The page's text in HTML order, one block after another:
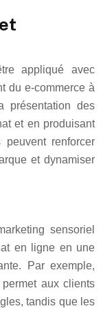
appliqué avec
du e-commerce à
présentation des
et en produisant
peuvent renforcer
et dynamiser
sensoriel
en ligne en une
Par exemple,
aux clients
tandis que les